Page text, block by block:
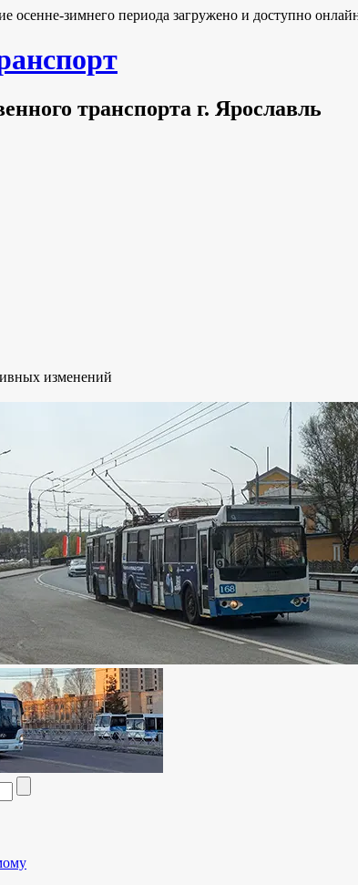
осенне-зимнего периода загружено и доступно
транспорта г. Ярославль
изменений